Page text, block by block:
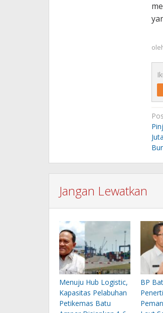
Jangan Lewatkan
Menuju Hub Logistic,
Kapasitas Pelabuhan
Petikemas Batu
BP